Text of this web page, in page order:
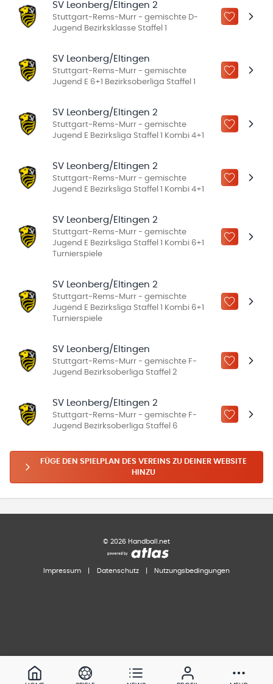
SV Leonberg/Eltingen 2
Stuttgart-Rems-Murr - gemischte D-
Jugend Bezirksklasse Staffel 1
ZU „MEINE
SV Leonberg/Eltingen
Stuttgart-Rems-Murr - gemischte
Jugend E 6+1 Bezirksoberliga Staffel 1
ZU „MEINE
SV Leonberg/Eltingen 2
Stuttgart-Rems-Murr - gemischte
Jugend E Bezirksliga Staffel 1 Kombi 4+1
ZU „MEINE
SV Leonberg/Eltingen 2
Stuttgart-Rems-Murr - gemischte
Jugend E Bezirksliga Staffel 1 Kombi 4+1
ZU „MEINE
SV Leonberg/Eltingen 2
Stuttgart-Rems-Murr - gemischte
Jugend E Bezirksliga Staffel 1 Kombi 6+1
Turnierspiele
ZU „MEINE
SV Leonberg/Eltingen 2
Stuttgart-Rems-Murr - gemischte
Jugend E Bezirksliga Staffel 1 Kombi 6+1
Turnierspiele
ZU „MEINE
SV Leonberg/Eltingen
Stuttgart-Rems-Murr - gemischte F-
Jugend Bezirksoberliga Staffel 2
ZU „MEINE
SV Leonberg/Eltingen 2
Stuttgart-Rems-Murr - gemischte F-
Jugend Bezirksoberliga Staffel 6
ZU „MEINE
FÜGE DEN SPIELPLAN DES VEREINS ZU DEINER WEBSITE
HINZU
© 2026 Handball.net
Impressum Datenschutz Nutzungsbedingungen